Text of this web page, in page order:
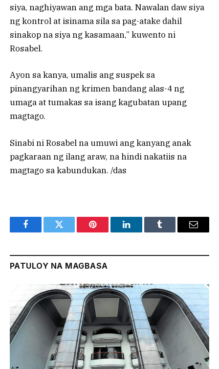
siya, naghiyawan ang mga bata. Nawalan daw siya
ng kontrol at isinama sila sa pag-atake dahil
sinakop na siya ng kasamaan,” kuwento ni
Rosabel.
Ayon sa kanya, umalis ang suspek sa
pinangyarihan ng krimen bandang alas-4 ng
umaga at tumakas sa isang kagubatan upang
magtago.
Sinabi ni Rosabel na umuwi ang kanyang anak
pagkaraan ng ilang araw, na hindi nakatiis na
magtago sa kabundukan. /das
FacebookTwitter Pinterest LinkedInTumblr Email
PATULOY NA MAGBASA